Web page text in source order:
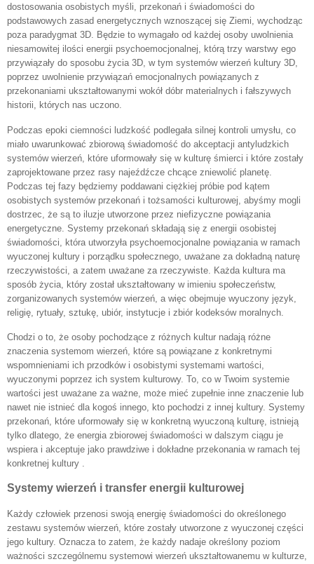
dostosowania osobistych myśli, przekonań i świadomości do
podstawowych zasad energetycznych wznoszącej się Ziemi, wychodząc
poza paradygmat 3D. Będzie to wymagało od każdej osoby uwolnienia
niesamowitej ilości energii psychoemocjonalnej, którą trzy warstwy ego
przywiązały do sposobu życia 3D, w tym systemów wierzeń kultury 3D,
poprzez uwolnienie przywiązań emocjonalnych powiązanych z
przekonaniami ukształtowanymi wokół dóbr materialnych i fałszywych
historii, których nas uczono.
Podczas epoki ciemności ludzkość podlegała silnej kontroli umysłu, co
miało uwarunkować zbiorową świadomość do akceptacji antyludzkich
systemów wierzeń, które uformowały się w kulturę śmierci i które zostały
zaprojektowane przez rasy najeźdźcze chcące zniewolić planetę.
Podczas tej fazy będziemy poddawani ciężkiej próbie pod kątem
osobistych systemów przekonań i tożsamości kulturowej, abyśmy mogli
dostrzec, że są to iluzje utworzone przez niefizyczne powiązania
energetyczne. Systemy przekonań składają się z energii osobistej
świadomości, która utworzyła psychoemocjonalne powiązania w ramach
wyuczonej kultury i porządku społecznego, uważane za dokładną naturę
rzeczywistości, a zatem uważane za rzeczywiste. Każda kultura ma
sposób życia, który został ukształtowany w imieniu społeczeństw,
zorganizowanych systemów wierzeń, a więc obejmuje wyuczony język,
religię, rytuały, sztukę, ubiór, instytucje i zbiór kodeksów moralnych.
Chodzi o to, że osoby pochodzące z różnych kultur nadają różne
znaczenia systemom wierzeń, które są powiązane z konkretnymi
wspomnieniami ich przodków i osobistymi systemami wartości,
wyuczonymi poprzez ich system kulturowy. To, co w Twoim systemie
wartości jest uważane za ważne, może mieć zupełnie inne znaczenie lub
nawet nie istnieć dla kogoś innego, kto pochodzi z innej kultury. Systemy
przekonań, które uformowały się w konkretną wyuczoną kulturę, istnieją
tylko dlatego, że energia zbiorowej świadomości w dalszym ciągu je
wspiera i akceptuje jako prawdziwe i dokładne przekonania w ramach tej
konkretnej kultury .
Systemy wierzeń i transfer energii kulturowej
Każdy człowiek przenosi swoją energię świadomości do określonego
zestawu systemów wierzeń, które zostały utworzone z wyuczonej części
jego kultury. Oznacza to zatem, że każdy nadaje określony poziom
ważności szczególnemu systemowi wierzeń ukształtowanemu w kulturze,